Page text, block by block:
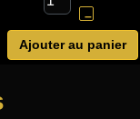
–
Ajouter au panier